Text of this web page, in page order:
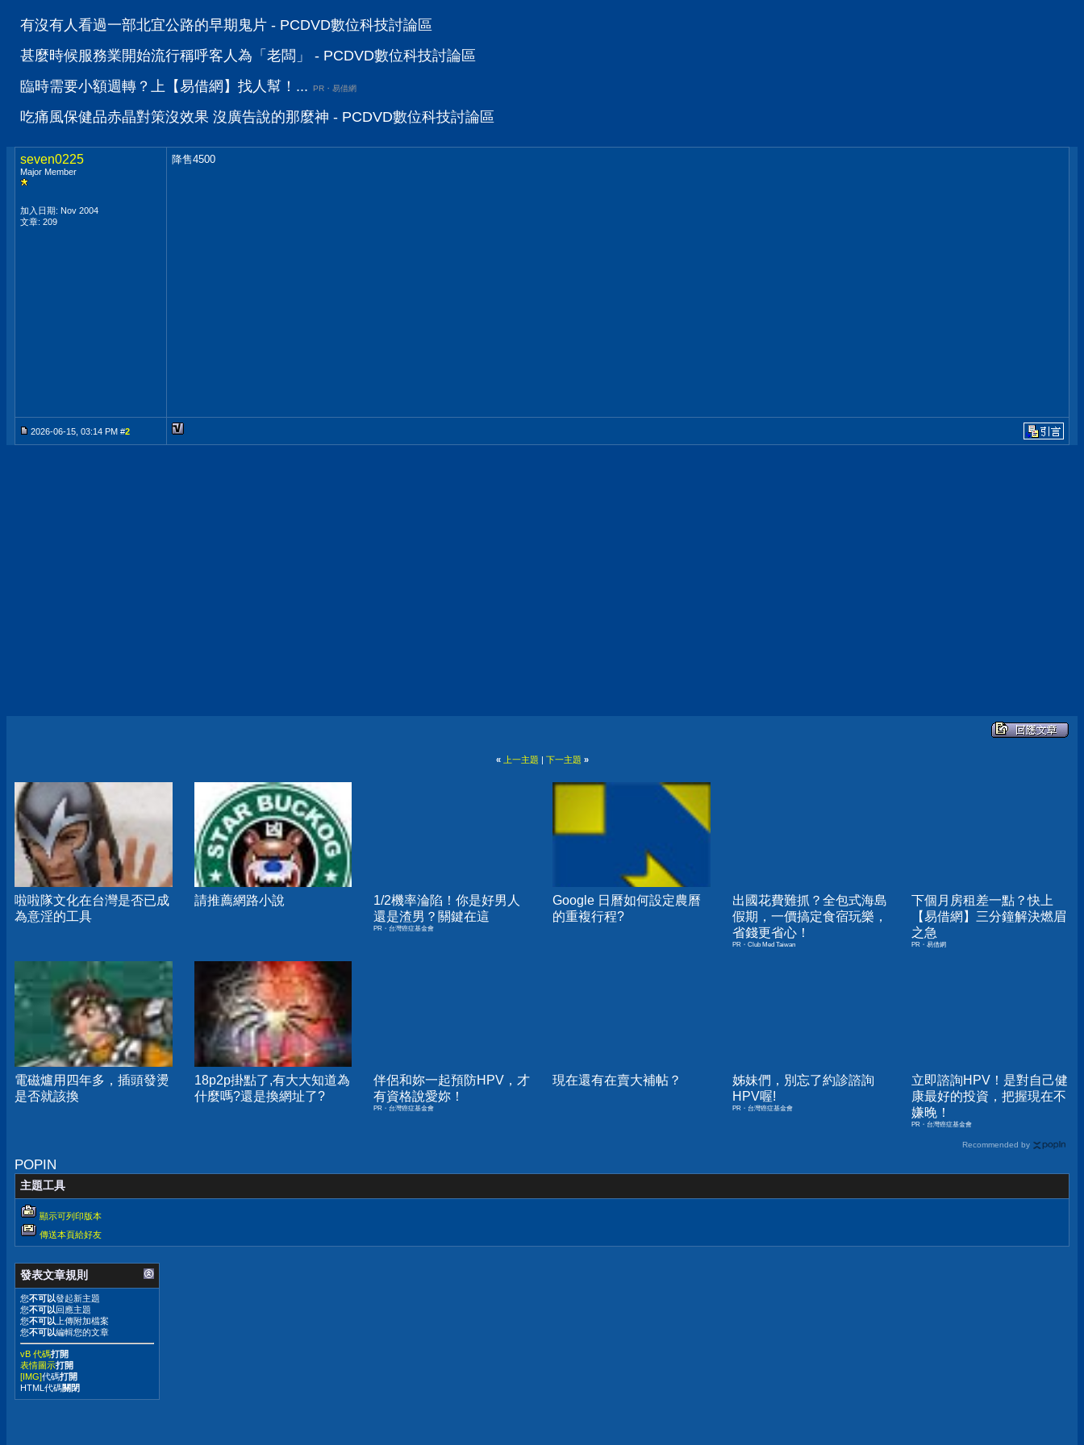
有沒有人看過一部北宜公路的早期鬼片 - PCDVD數位科技討論區
甚麼時候服務業開始流行稱呼客人為「老闆」 - PCDVD數位科技討論區
臨時需要小額週轉？上【易借網】找人幫！...
PR・易借網
吃痛風保健品赤晶對策沒效果 沒廣告說的那麼神 - PCDVD數位科技討論區
seven0225
Major Member
加入日期: Nov 2004
文章: 209
降售4500
2026-06-15, 03:14 PM #2
« 上一主題 | 下一主題 »
啦啦隊文化在台灣是否已成
為意淫的工具
請推薦網路小說
1/2機率淪陷！你是好男人
還是渣男？關鍵在這
PR・台灣癌症基金會
Google 日曆如何設定農曆
的重複行程?
出國花費難抓？全包式海島
假期，一價搞定食宿玩樂，
省錢更省心！
PR・Club Med Taiwan
下個月房租差一點？快上
【易借網】三分鐘解決燃眉
之急
PR・易借網
電磁爐用四年多，插頭發燙
是否就該換
18p2p掛點了,有大大知道為
什麼嗎?還是換網址了?
伴侶和妳一起預防HPV，才
有資格說愛妳！
PR・台灣癌症基金會
現在還有在賣大補帖？
姊妹們，別忘了約診諮詢
HPV喔!
PR・台灣癌症基金會
立即諮詢HPV！是對自己健
康最好的投資，把握現在不
嫌晚！
PR・台灣癌症基金會
Recommended by
POPIN
主題工具
顯示可列印版本
傳送本頁給好友
發表文章規則
您不可以發起新主題
您不可以回應主題
您不可以 上傳附加檔案
您不可以編輯您的文章
vB 代碼打開
表情圖示打開
[IMG]代碼打開
HTML代碼關閉